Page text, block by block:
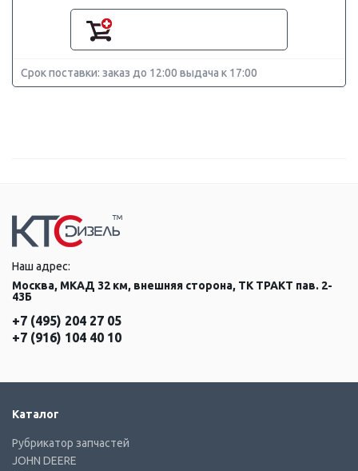
Срок поставки: заказ до 12:00 выдача к 17:00
Наш адрес:
Москва, МКАД 32 км, внешняя сторона, ТК ТРАКТ пав. 2-
43Б
+7 (495) 204 27 05
+7 (916) 104 40 10
Каталог
Рубрикатор запчастей
JOHN DEERE